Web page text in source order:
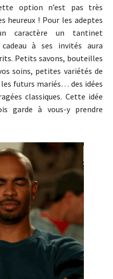
option n’est pas très
heureux ! Pour les adeptes
caractère un tantinet
à ses invités aura
Petits savons, bouteilles
soins, petites variétés de
futurs mariés… des idées
classiques. Cette idée
garde à vous-y prendre